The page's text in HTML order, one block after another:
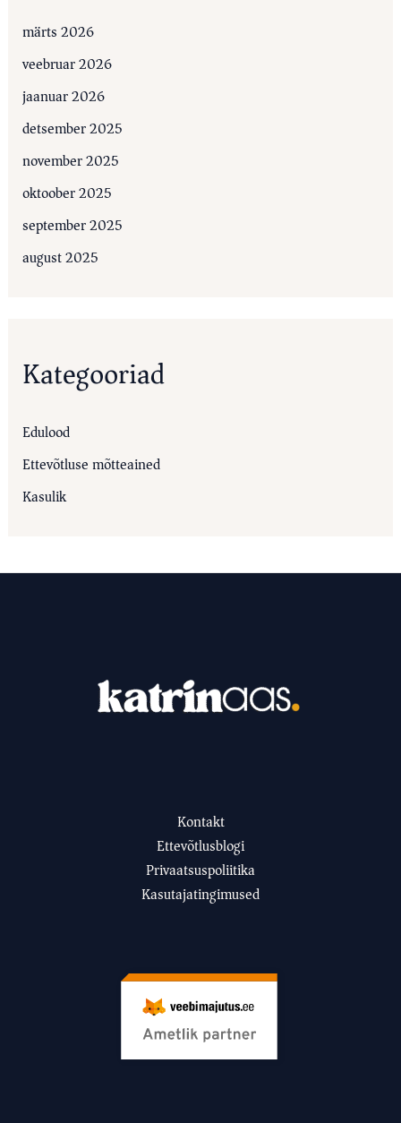
märts 2026
veebruar 2026
jaanuar 2026
detsember 2025
november 2025
oktoober 2025
september 2025
august 2025
Kategooriad
Edulood
Ettevõtluse mõtteained
Kasulik
Kontakt
Ettevõtlusblogi
Privaatsuspoliitika
Kasutajatingimused